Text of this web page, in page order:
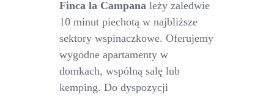
Finca la Campana leży zaledwie
10 minut piechotą w najbliższe
sektory wspinaczkowe. Oferujemy
wygodne apartamenty w
domkach, wspólną salę lub
kemping. Do dyspozycji